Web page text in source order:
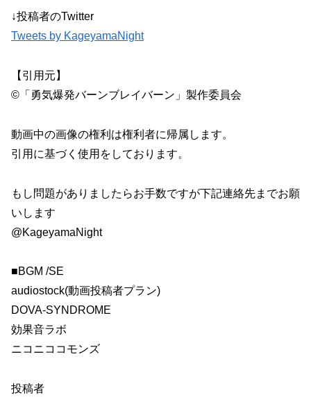
↓投稿者のTwitter
Tweets by KageyamaNight
【引用元】
©「勇気爆発バーンブレイバーン」製作委員会
動画中の画像の権利は権利者に帰属します。
引用に基づく使用をしております。
もし問題がありましたらお手数ですが下記連絡先までお願
いします
@KageyamaNight
■BGM /SE
audiostock(動画投稿者プラン)
DOVA-SYNDROME
効果音ラボ
ニコニココモンズ
投稿者